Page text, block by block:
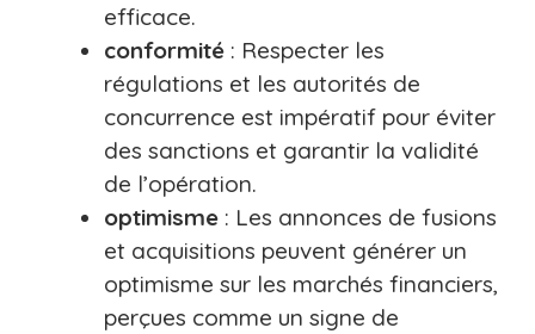
efficace.
conformité : Respecter les
régulations et les autorités de
concurrence est impératif pour éviter
des sanctions et garantir la validité
de l’opération.
optimisme : Les annonces de fusions
et acquisitions peuvent générer un
optimisme sur les marchés financiers,
perçues comme un signe de